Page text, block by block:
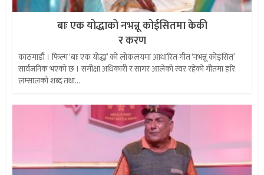
बाः एक योद्धाको नभन्नू कोईसितमा केकी
र करण
काठमाडौं । फिल्म ‘बाः एक योद्धा’ को लोकलयमा आधारित गीत ‘नभन्नू कोइसित’
सार्वजनिक भएको छ । समीक्षा अधिकारी र सागर आलेको स्वर रहेको गीतमा हरि
लम्सालको शब्द तथा...